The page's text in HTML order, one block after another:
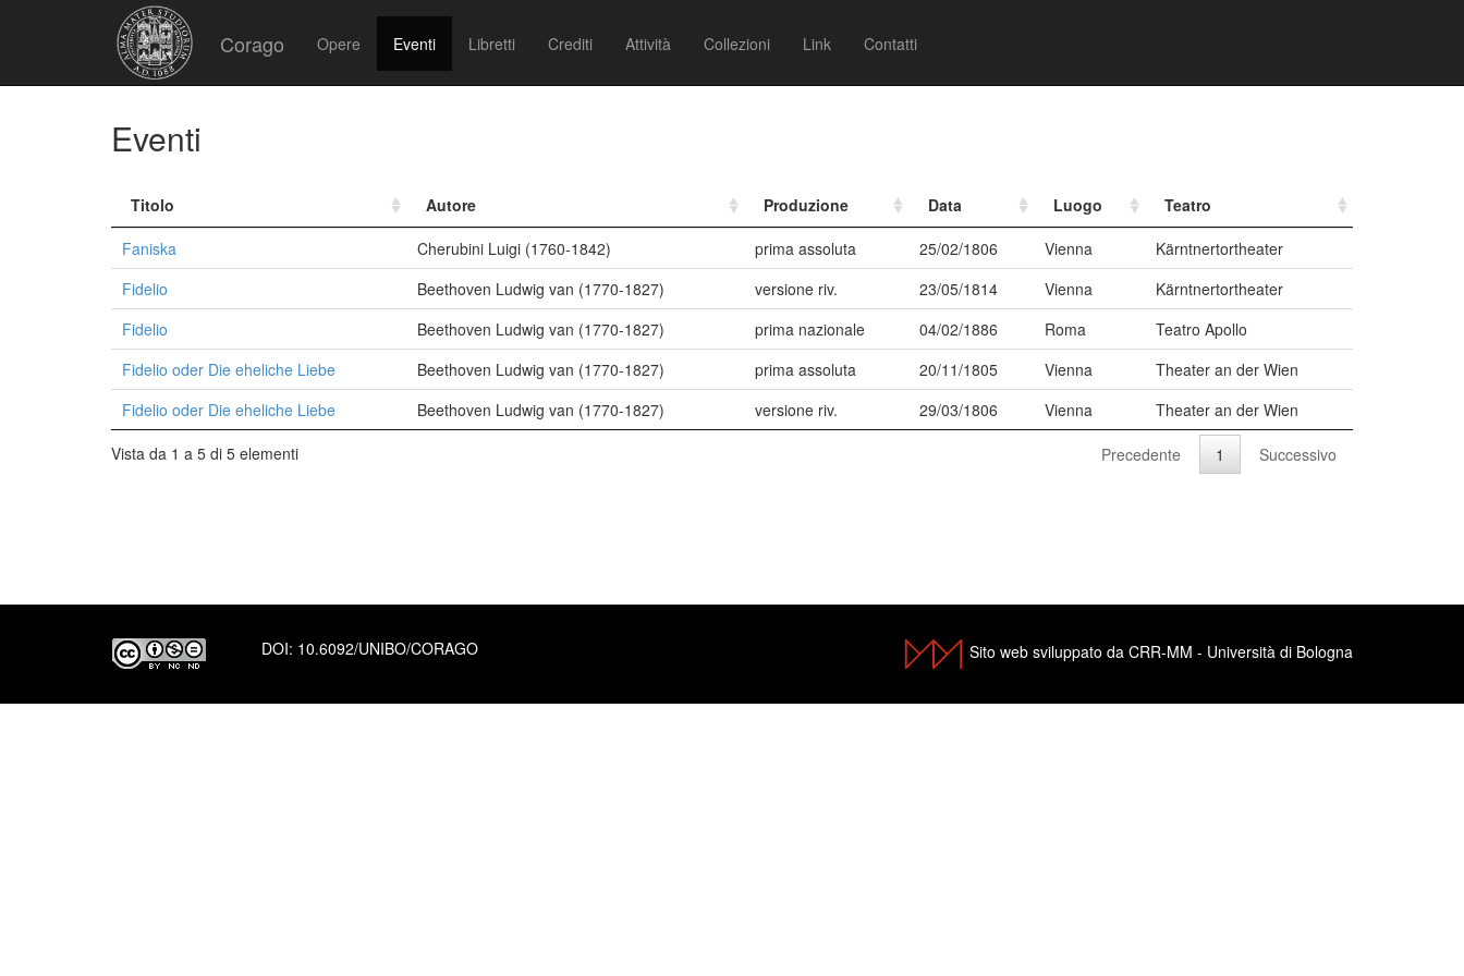
Corago Opere Eventi Libretti Crediti Attività Collezioni Link Contatti
Eventi
Titolo Autore Produzione Data Luogo
Teatro
Faniska
Cherubini Luigi (1760-1842) prima assoluta 25/02/1806 Vienna
Kärntnertortheater
Fidelio
Beethoven Ludwig van (1770-1827) versione riv. 23/05/1814 Vienna
Kärntnertortheater
Fidelio
Beethoven Ludwig van (1770-1827) prima nazionale 04/02/1886 Roma
Teatro Apollo
Fidelio oder Die eheliche Liebe
Beethoven Ludwig van (1770-1827) prima assoluta 20/11/1805 Vienna
Theater an der Wien
Fidelio oder Die eheliche Liebe
Beethoven Ludwig van (1770-1827) versione riv. 29/03/1806 Vienna
Theater an der Wien
Vista da 1 a 5 di 5 elementi
Precedente 1 Successivo
DOI: 10.6092/UNIBO/CORAGO Sito web sviluppato da CRR-MM - Università di Bologna